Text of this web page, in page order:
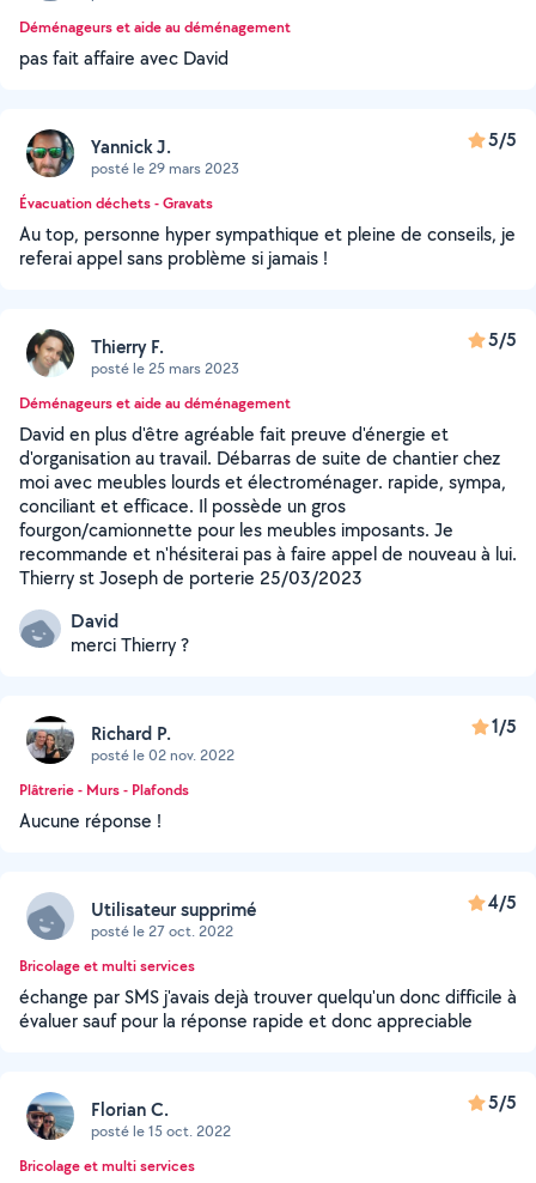
Déménageurs et aide au déménagement
pas fait affaire avec David
Yannick J.
posté le 29 mars 2023
5/5
Évacuation déchets - Gravats
Au top, personne hyper sympathique et pleine de conseils, je
referai appel sans problème si jamais !
Thierry F.
posté le 25 mars 2023
5/5
Déménageurs et aide au déménagement
David en plus d'être agréable fait preuve d'énergie et
d'organisation au travail. Débarras de suite de chantier chez
moi avec meubles lourds et électroménager. rapide, sympa,
conciliant et efficace. Il possède un gros
fourgon/camionnette pour les meubles imposants. Je
recommande et n'hésiterai pas à faire appel de nouveau à lui.
Thierry st Joseph de porterie 25/03/2023
David
merci Thierry ?
Richard P.
posté le 02 nov. 2022
1/5
Plâtrerie - Murs - Plafonds
Aucune réponse !
Utilisateur supprimé
posté le 27 oct. 2022
4/5
Bricolage et multi services
échange par SMS j'avais dejà trouver quelqu'un donc difficile à
évaluer sauf pour la réponse rapide et donc appreciable
Florian C.
posté le 15 oct. 2022
5/5
Bricolage et multi services